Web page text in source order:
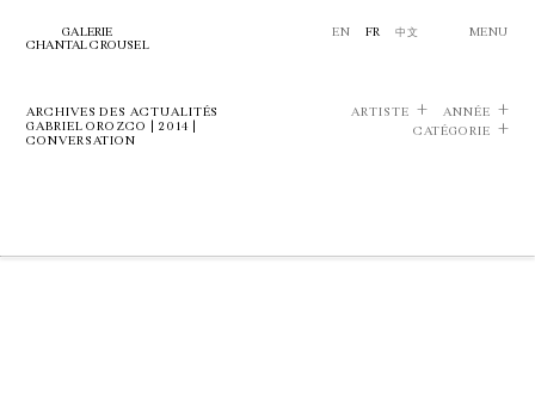
GALERIE
CHANTAL CROUSEL
EN FR 中文 MENU
ARCHIVES DES ACTUALITÉS
GABRIEL OROZCO | 2014 |
CONVERSATION
ARTISTE
ANNÉE
CATÉGORIE